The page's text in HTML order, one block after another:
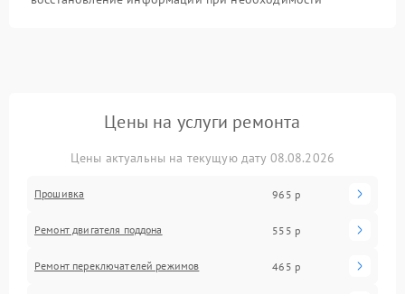
Цены на услуги ремонта
Цены актуальны на текущую дату 08.08.2026
Прошивка 965 р
Ремонт двигателя поддона 555 р
Ремонт переключателей режимов 465 р